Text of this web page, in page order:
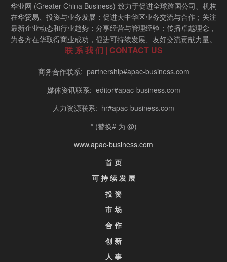
华业网 (Greater China Business) 致力于促进全球跨国公司、机构
在华贸易、投资与业务发展；促进大中华区业务交流与合作；关注
最新企业动态和行业趋势；分享经营与管理经验；传播卓越理念，
为各方在华取得商业成功，促进可持续发展、友好交流贡献力量。
联 系 我 们 | CONTACT US
商务合作联系: partnership#apac-business.com
媒体资讯联系: editor#apac-business.com
人力资源联系: hr#apac-business.com
* (替换# 为 @)
www.apac-business.com
首 页
可 持 续 发 展
投 资
市 场
合 作
创 新
人 事